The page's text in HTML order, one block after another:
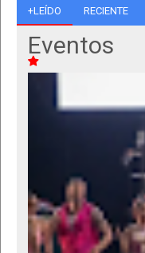
+LEÍDO RECIENTE
Eventos